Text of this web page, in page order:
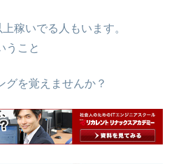
稼いでる人もいます。
うこと
グを覚えませんか？